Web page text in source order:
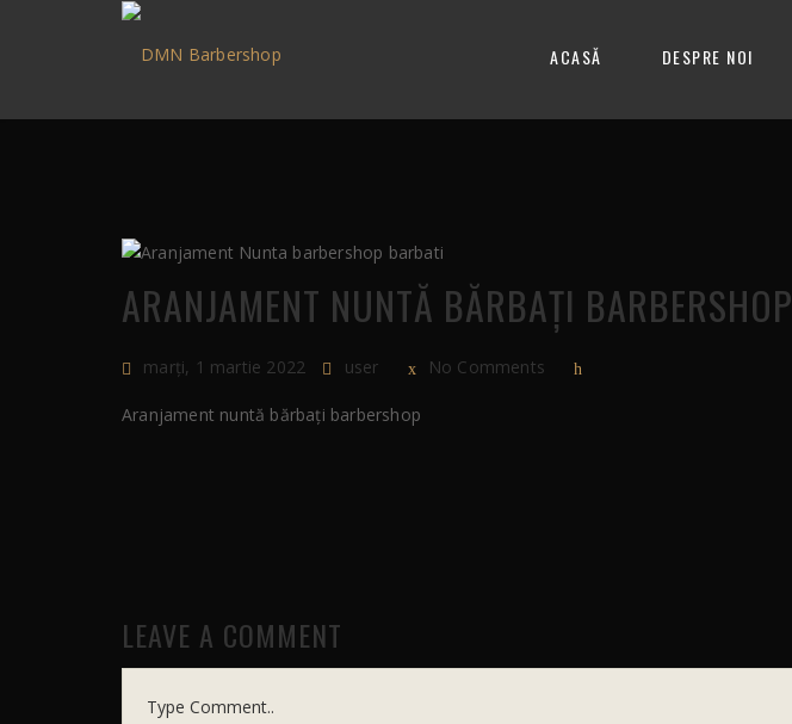
ACASĂ DESPRE NOI
ARANJAMENT NUNTĂ BĂRBAȚI BARBERSHOP
marți, 1 martie 2022 user No Comments
Aranjament nuntă bărbați barbershop
LEAVE A COMMENT